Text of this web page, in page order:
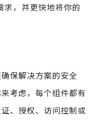
求，并更快地将你的
保解决方案的安全
考虑，每个组件都有
、授权、访问控制或